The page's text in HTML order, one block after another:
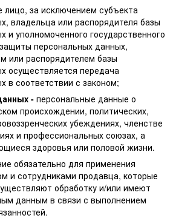
лицо, за исключением субъекта
владельца или распорядителя базы
и уполномоченного государственного
персональных данных,
или распорядителем базы
осуществляется передача
в соответствии с законом;
- персональные данные о
происхождении, политических,
убеждениях, членстве
и профессиональных союзах, а
здоровья или половой жизни.
обязательно для применения
и сотрудниками продавца, которые
обработку и/или имеют
данным в связи с выполнением